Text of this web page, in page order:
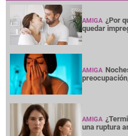
AMIGA ¿Por
quedar
AMIGA
AMIGA
una ruptura